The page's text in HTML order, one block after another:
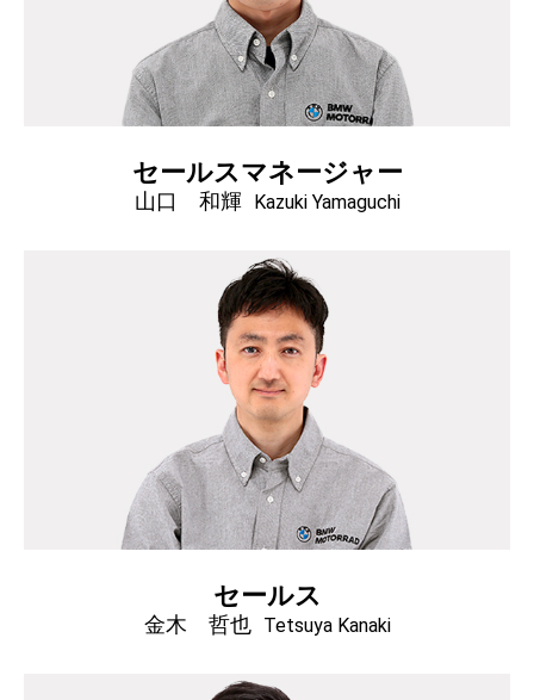
セールスマネージャー
山口 和輝 Kazuki Yamaguchi
セールス
金木 哲也 Tetsuya Kanaki